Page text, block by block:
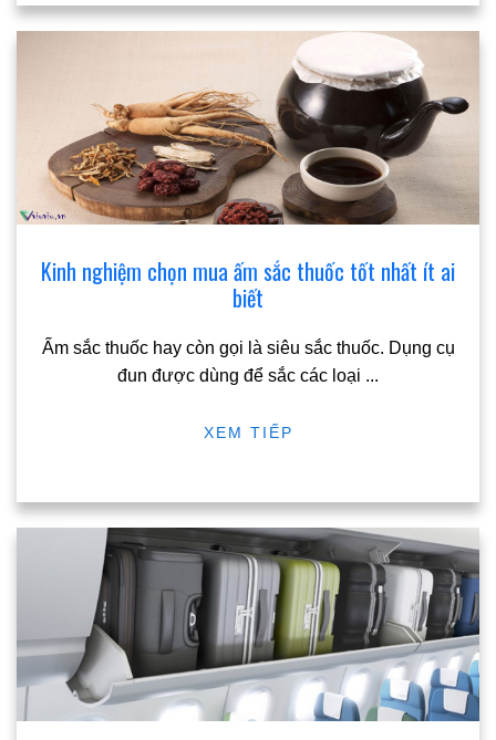
Kinh nghiệm chọn mua ấm sắc thuốc tốt nhất ít ai
biết
Ấm sắc thuốc hay còn gọi là siêu sắc thuốc. Dụng cụ
đun được dùng để sắc các loại ...
XEM TIẾP